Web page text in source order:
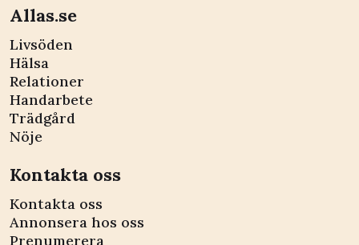
Allas.se
Livsöden
Hälsa
Relationer
Handarbete
Trädgård
Nöje
Kontakta oss
Kontakta oss
Annonsera hos oss
Prenumerera